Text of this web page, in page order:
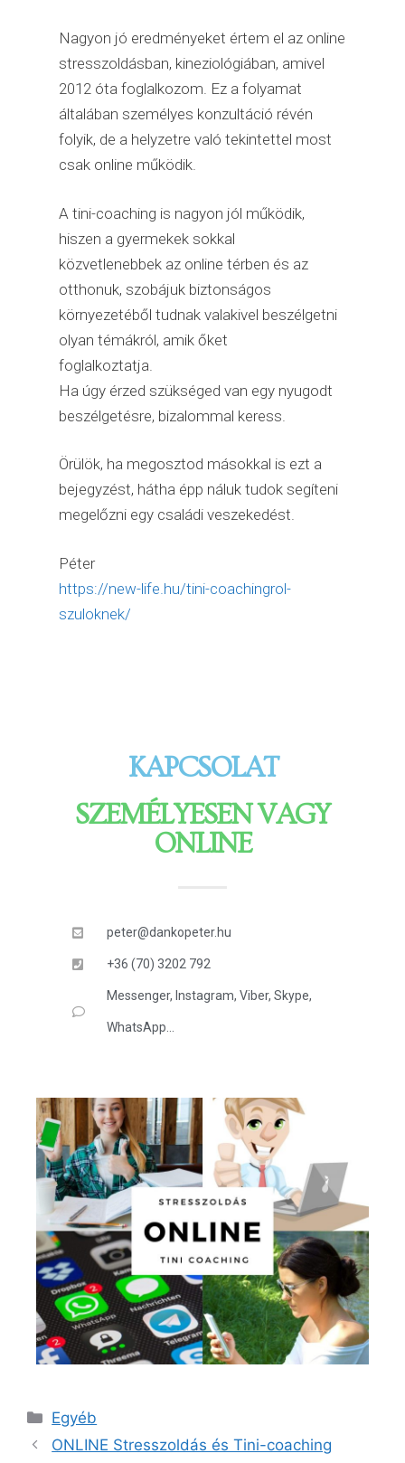
Nagyon jó eredményeket értem el az online
stresszoldásban, kineziológiában, amivel
2012 óta foglalkozom. Ez a folyamat
általában személyes konzultáció révén
folyik, de a helyzetre való tekintettel most
csak online működik.
A tini-coaching is nagyon jól működik,
hiszen a gyermekek sokkal
közvetlenebbek az online térben és az
otthonuk, szobájuk biztonságos
környezetéből tudnak valakivel beszélgetni
olyan témákról, amik őket
foglalkoztatja.
Ha úgy érzed szükséged van egy nyugodt
beszélgetésre, bizalommal keress.
Örülök, ha megosztod másokkal is ezt a
bejegyzést, hátha épp náluk tudok segíteni
megelőzni egy családi veszekedést.
Péter
https://new-life.hu/tini-coachingrol-
szuloknek/
KAPCSOLAT
SZEMÉLYESEN VAGY
ONLINE
peter@dankopeter.hu
+36 (70) 3202 792
Messenger, Instagram, Viber, Skype,
WhatsApp...
Egyéb
ONLINE Stresszoldás és Tini-coaching